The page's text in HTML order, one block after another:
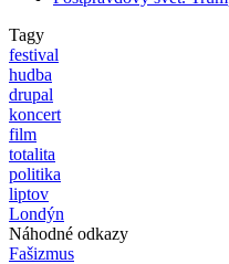
Tagy
festival
hudba
drupal
koncert
film
totalita
politika
liptov
Londýn
Náhodné odkazy
Fašizmus